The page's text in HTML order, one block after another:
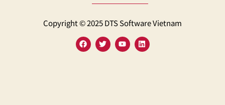
Copyright © 2025 DTS Software Vietnam